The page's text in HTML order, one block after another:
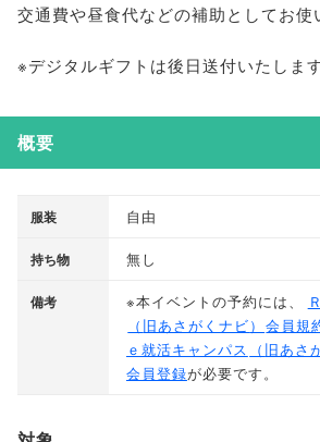
交通費や昼食代などの補助としてお使
※デジタルギフトは後日送付いたしま
概要
服装 自由
持ち物 無し
備考 ※本イベントの予約には、
（ 旧あさがくナビ） 会員規
ｅ就活キャンパス （ 旧あさ
会員登録が必要です。